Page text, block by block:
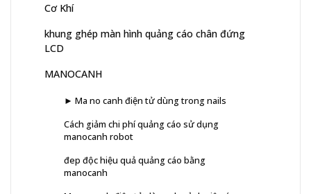
Cơ Khí
khung ghép màn hình quảng cáo chân đứng
LCD
MANOCANH
► Ma no canh điện tử dùng trong nails
Cách giảm chi phí quảng cáo sử dụng
manocanh robot
đep độc hiệu quả quảng cáo bằng
manocanh